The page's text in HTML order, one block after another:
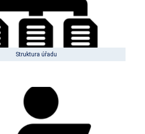
Struktura úřadu